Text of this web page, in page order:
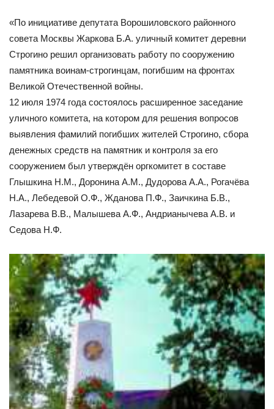
«По инициативе депутата Ворошиловского районного
совета Москвы Жаркова Б.А. уличный комитет деревни
Строгино решил организовать работу по сооружению
памятника воинам-строгинцам, погибшим на фронтах
Великой Отечественной войны.
12 июля 1974 года состоялось расширенное заседание
уличного комитета, на котором для решения вопросов
выявления фамилий погибших жителей Строгино, сбора
денежных средств на памятник и контроля за его
сооружением был утверждён оргкомитет в составе
Глышкина Н.М., Доронина А.М., Дудорова А.А., Рогачёва
Н.А., Лебедевой О.Ф., Жданова П.Ф., Заичкина Б.В.,
Лазарева В.В., Малышева А.Ф., Андрианычева А.В. и
Седова Н.Ф.